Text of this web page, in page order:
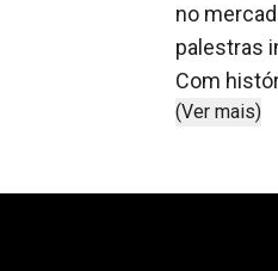
no
palestras
Com
pessoas a
(Ver mais)